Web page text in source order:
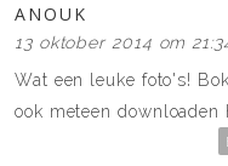
ANOUK
13 oktober 2014 om
Wat een leuke foto's!
ook meteen downloaden